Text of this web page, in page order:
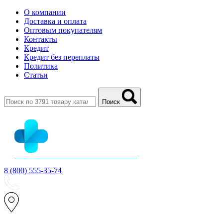
О компании
Доставка и оплата
Оптовым покупателям
Контакты
Кредит
Кредит без переплаты
Политика
Статьи
Поиск
8 (800) 555-35-74